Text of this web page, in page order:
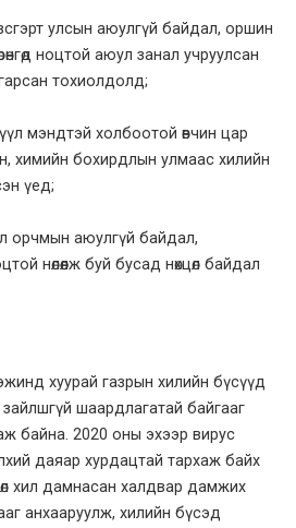
улсын аюулгүй байдал, оршин
ноцтой аюул занал учруулсан
тохиолдолд;
мэндтэй холбоотой өвчин цар
химийн бохирдлын улмаас хилийн
үед;
орчмын аюулгүй байдал,
нөлөөлж буй бусад нөхцөл байдал
хуурай газрын хилийн бүсүүд
шаардлагатай байгааг
байна. 2020 оны эхээр вирус
даяар хурдацтай тархаж байх
хил дамнасан халдвар дамжих
анхааруулж, хилийн бүсэд